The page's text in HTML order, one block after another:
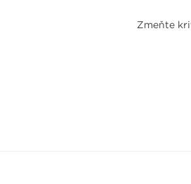
Zmeňte